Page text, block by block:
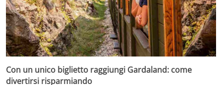
Con un unico biglietto raggiungi Gardaland: come
divertirsi risparmiando